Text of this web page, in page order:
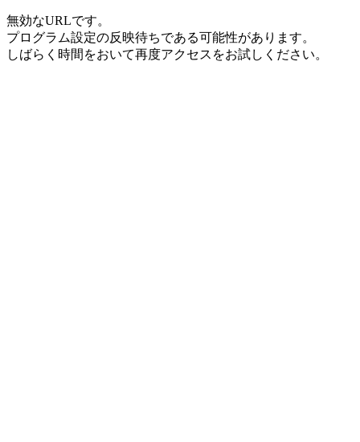
無効なURLです。
プログラム設定の反映待ちである可能性があります。
しばらく時間をおいて再度アクセスをお試しください。